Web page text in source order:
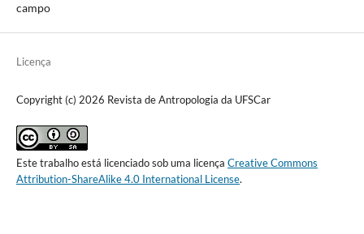
campo
Licença
Copyright (c) 2026 Revista de Antropologia da UFSCar
Este trabalho está licenciado sob uma licença Creative Commons
Attribution-ShareAlike 4.0 International License.